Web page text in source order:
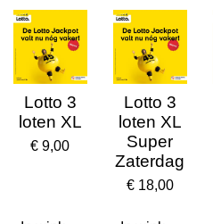
y
Lotto 3
loten XL
€ 9,00
Lotto 3
loten XL
Super
Zaterdag
€ 18,00